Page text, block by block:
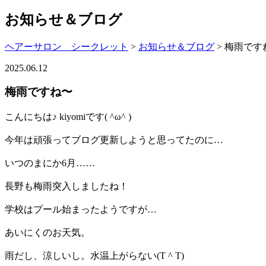
お知らせ＆ブログ
ヘアーサロン シークレット > お知らせ＆ブログ > 梅雨です
2025.06.12
梅雨ですね〜
こんにちは♪ kiyomiです( ^ω^ )
今年は頑張ってブログ更新しようと思ってたのに…
いつのまにか6月……
長野も梅雨突入しましたね！
学校はプール始まったようですが…
あいにくのお天気。
雨だし、涼しいし。水温上がらない(T ^ T)